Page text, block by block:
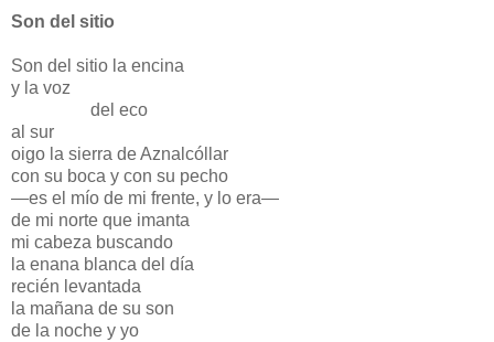
Son del sitio
Son del sitio la encina
y la voz
del eco
al sur
oigo la sierra de Aznalcóllar
con su boca y con su pecho
—es el mío de mi frente, y lo era—
de mi norte que imanta
mi cabeza buscando
la enana blanca del día
recién levantada
la mañana de su son
de la noche y yo